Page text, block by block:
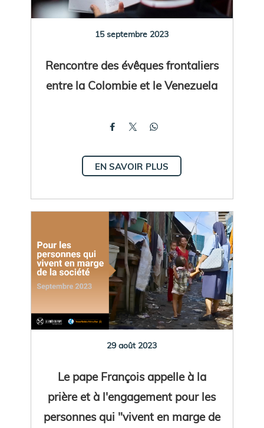
15 septembre 2023
Rencontre des évêques frontaliers
entre la Colombie et le Venezuela
EN SAVOIR PLUS
29 août 2023
Le pape François appelle à la
prière et à l'engagement pour les
personnes qui "vivent en marge de